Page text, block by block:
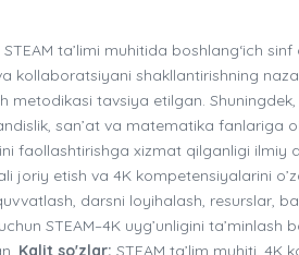
ta’limi muhitida boshlang‘ich
kollaboratsiyani shakllantirishning
metodikasi tavsiya etilgan.
san’at va matematika fanlariga
faollashtirishga xizmat qilganligi ilmiy
joriy etish va 4K kompetensiyalarini
darsni loyihalash, resurslar,
STEAM–4K uyg’unligini
Kalit so'zlar: STEAM ta’lim muhiti, 4K